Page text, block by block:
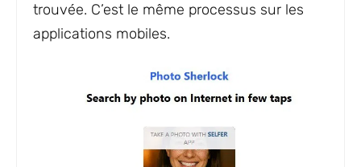
trouvée. C’est le même processus sur les
applications mobiles.